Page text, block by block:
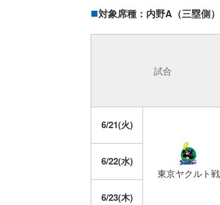
対象席種：内野A（三塁側
試合
6/21(火)
東京ヤクルト戦
6/22(水)
6/23(木)